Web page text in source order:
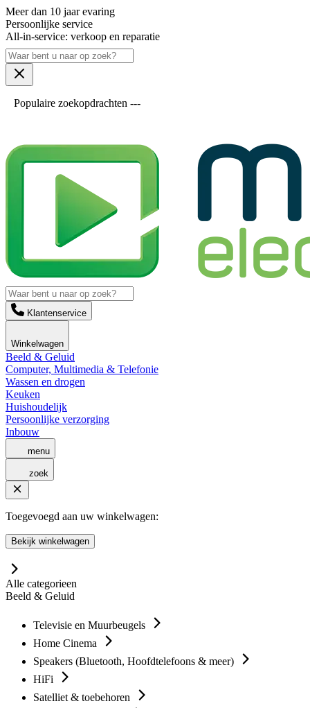
Meer dan 10 jaar evaring
Persoonlijke service
All-in-service: verkoop en reparatie
Populaire zoekopdrachten ---
Klantenservice
Winkelwagen
Beeld & Geluid
Computer, Multimedia & Telefonie
Wassen en drogen
Keuken
Huishoudelijk
Persoonlijke verzorging
Inbouw
menu
zoek
Toegevoegd aan uw winkelwagen:
Bekijk winkelwagen
Alle categorieen
Beeld & Geluid
Televisie en Muurbeugels
Home Cinema
Speakers (Bluetooth, Hoofdtelefoons & meer)
HiFi
Satelliet & toebehoren